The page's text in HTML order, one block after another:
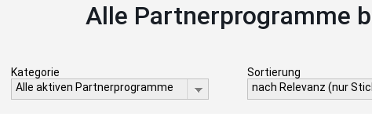
Alle Partnerprogramme
Kategorie
Alle aktiven Partnerprogramme
Sortierung
nach Relevanz (nur